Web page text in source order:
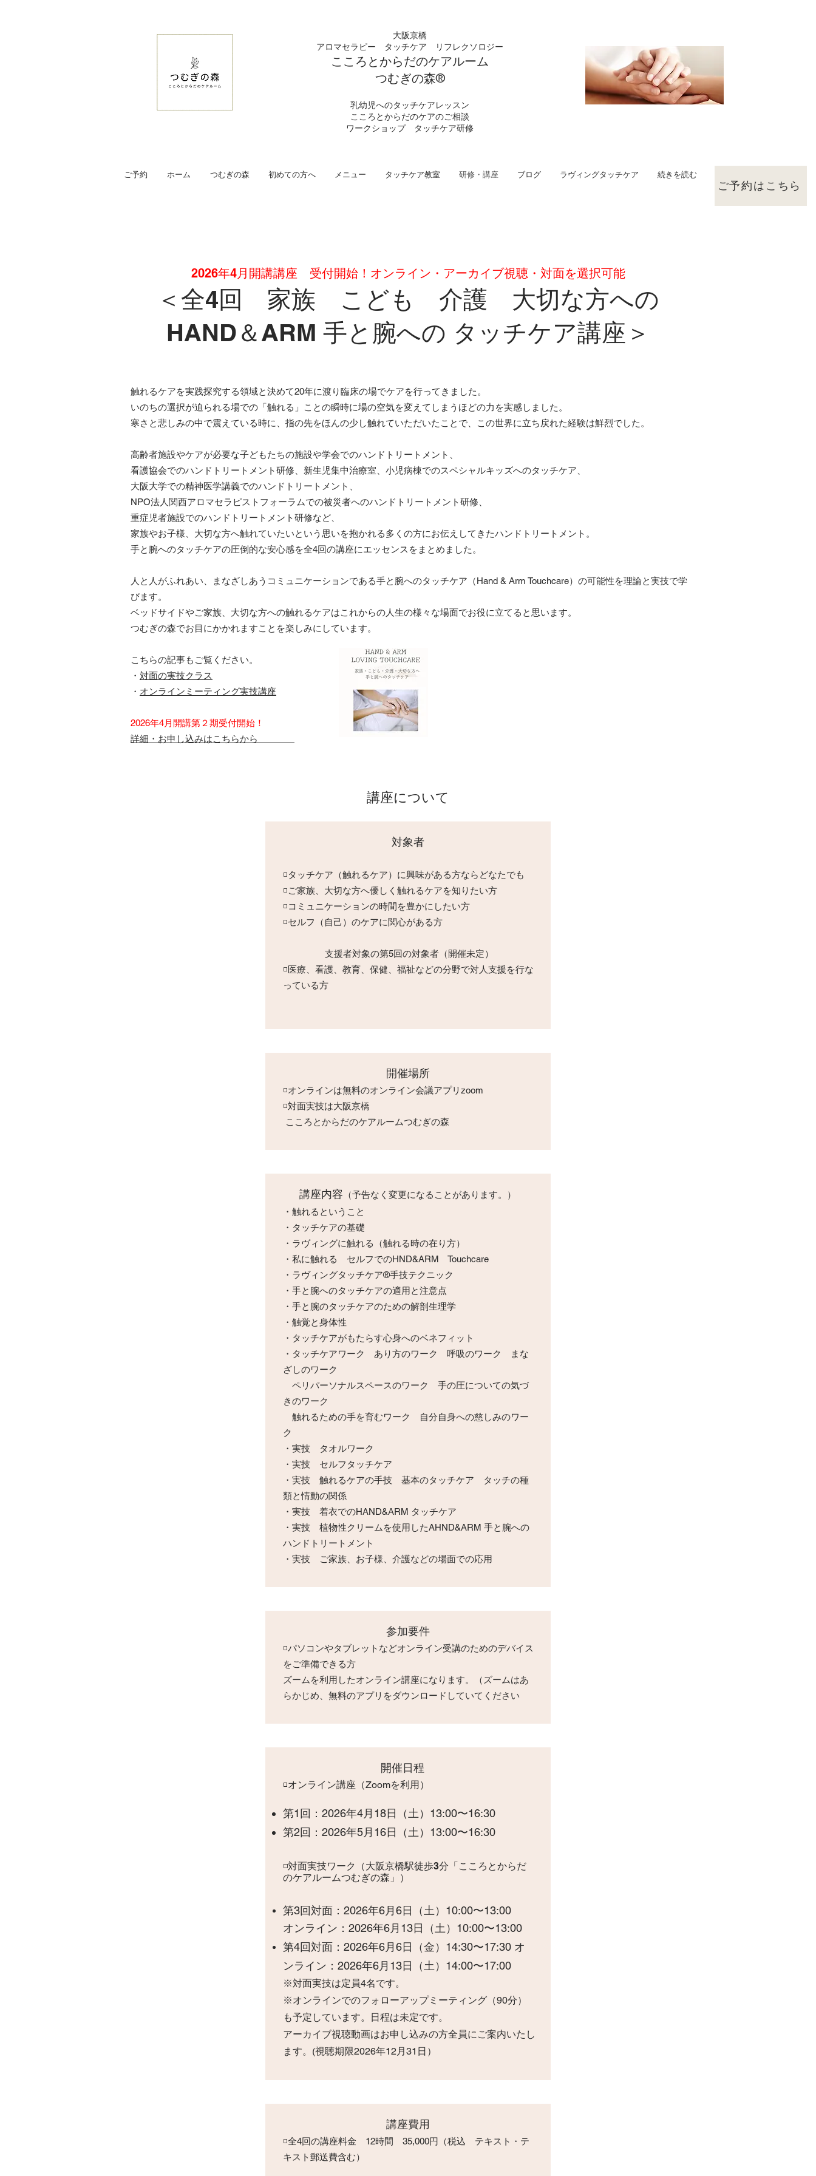
大阪京橋
アロマセラピー タッチケア
リフレクソロジー
こころとからだのケアルーム
つむぎの​森®︎
​乳幼児へのタッチケアレッスン
こころとからだのケアのご相談
​ワークショップ タッチケア研修
ご予約はこちら
ご予約 ホーム つむぎの森 初めての方へ メニュー タッチケア教室 研修・講座 ブログ ラヴィングタッチケア 続きを読む
2026年4月開講講座 受付開始！オンライン・アーカイブ視聴・対面を選択可能
＜全4回 家族 こども 介護 大切な方への
HAND＆ARM 手と腕への タッチケア講座＞
触れるケアを実践探究する領域と決めて20年に渡り臨床の場でケアを行ってきました。
いのちの選択が迫られる場での「触れる」ことの瞬時に場の空気を変えてしまうほどの力を実感しました。
寒さと悲しみの中で震えている時に、指の先をほんの少し触れていただいたことで、この世界に立ち戻れた経験は鮮烈でした。
高齢者施設やケアが必要な子どもたちの施設や学会でのハンドトリートメント、
看護協会でのハンドトリートメント研修、新生児集中治療室、小児病棟でのスペシャルキッズへのタッチケア、
大阪大学での精神医学講義でのハンドトリートメント、
NPO法人関西アロマセラピストフォーラムでの被災者へのハンドトリートメント研修、
重症児者施設でのハンドトリートメント研修など、
家族やお子様、大切な方へ触れていたいという思いを抱かれる多くの方にお伝えしてきたハンドトリートメント。
手と腕へのタッチケアの圧倒的な安心感を全4回の講座にエッセンスをまとめました。
人と人がふれあい、まなざしあうコミュニケーションである手と腕へのタッチケア（Hand & Arm Touchcare）の可能性を理論と実技で学
びます。
ベッドサイドやご家族、大切な方への触れるケアはこれからの人生の様々な場面でお役に立てると思います。
つむぎの森でお目にかかれますことを楽しみにしています。
こちらの記事もご覧ください。
・ 対面の実技クラス
​・ オンラインミーティング実技講座
2026年4月開講第２期受付開始！
詳細・お申し込みはこちらから
講座について
対象者
◽️タッチケア（触れるケア）に興味がある方ならどなたでも
◽️ご家族、大切な方へ優しく触れるケアを知りたい方
◽️コミュニケーションの時間を豊かにしたい方
◽️セルフ（自己）のケアに関心がある方
支援者対象の第5回の対象者（開催未定）
◽️医療、看護、教育、保健、福祉などの分野で対人支援を行な
っている方
​開催場所
◽️オンラインは無料のオンライン会議アプリzoom
◽️対面実技は大阪京橋
こころとからだのケアルームつむぎの森
​講座内容 （予告なく変更になることがあります。）
・触れるということ
・タッチケアの基礎
・ラヴィングに触れる（触れる時の在り方）
・私に触れる セルフでのHND&ARM Touchcare
・ラヴィングタッチケア®︎手技テクニック
・手と腕へのタッチケアの適用と注意点
・手と腕のタッチケアのための解剖生理学
・触覚と身体性
・タッチケアがもたらす心身へのベネフィット
・タッチケアワーク あり方のワーク 呼吸のワーク まな
ざしのワーク
ペリパーソナルスペースのワーク 手の圧についての気づ
きのワーク
触れるための手を育むワーク 自分自身への慈しみのワー
ク
・実技 タオルワーク
・実技 セルフタッチケア
・実技 触れるケアの手技 基本のタッチケア タッチの種
類と情動の関係
・実技 着衣でのHAND&ARM タッチケア
・実技 植物性クリームを使用したAHND&ARM 手と腕への
ハンドトリートメント
・実技 ご家族、お子様、介護などの場面での応用
​参加要件
◽️パソコンやタブレットなどオンライン受講のためのデバイス
をご準備できる方
ズームを利用したオンライン講座になります。（ズームはあ
らかじめ、無料のアプリをダウンロードしていてください
​開催日程
◽️オンライン講座（Zoomを利用）
第1回：2026年4月18日（土）13:00〜16:30
第2回：2026年5月16日（土）13:00〜16:30
◽️対面実技ワーク（大阪京橋駅徒歩3分「こころとからだ
のケアルームつむぎの森」）
第3回対面：2026年6月6日（土）10:00〜13:00
オンライン：2026年6月13日（土）10:00〜13:00
第4回対面：2026年6月6日（金）14:30〜17:30 オ
ンライン：2026年6月13日（土）14:00〜17:00
※対面実技は定員4名です。
※オンラインでのフォローアップミーティング（90分）
も予定しています。日程は未定です。
アーカイブ視聴動画はお申し込みの方全員にご案内いたし
ます。(視聴期限2026年12月31日）
​講座費用
◽️全4回の講座料金 12時間 35,000円（税込 テキスト・テ
キスト郵送費含む）